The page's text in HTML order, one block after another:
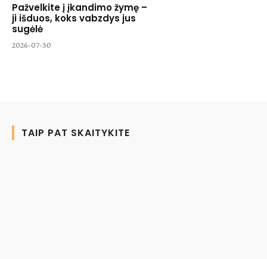
Pažvelkite į įkandimo žymę –
ji išduos, koks vabzdys jus
sugėlė
2026-07-30
TAIP PAT SKAITYKITE